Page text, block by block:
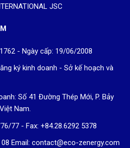
JSC
- Ngày cấp: 19/06/2008
ký kinh doanh - Sở kế hoạch và
Số 41 Đường Thép Mới, P. Bảy
Nam.
77 - Fax: +84.28.6292 5378
Email: contact@eco-zenergy.com